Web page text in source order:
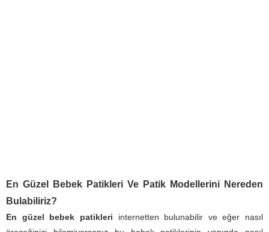
En Güzel Bebek Patikleri Ve Patik Modellerini Nereden
Bulabiliriz?
En güzel bebek patikleri internetten bulunabilir ve eğer nasıl